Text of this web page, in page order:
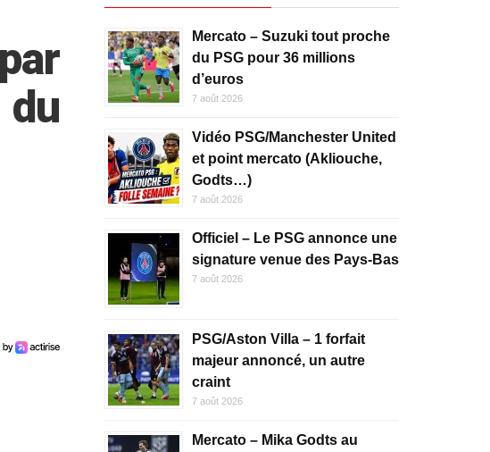
du
Mercato – Suzuki tout proche
du PSG pour 36 millions
d’euros
7 août 2026
Vidéo PSG/Manchester United
et point mercato (Akliouche,
Godts…)
7 août 2026
Officiel – Le PSG annonce une
signature venue des Pays-Bas
7 août 2026
PSG/Aston Villa – 1 forfait
majeur annoncé, un autre
craint
7 août 2026
Mercato – Mika Godts au